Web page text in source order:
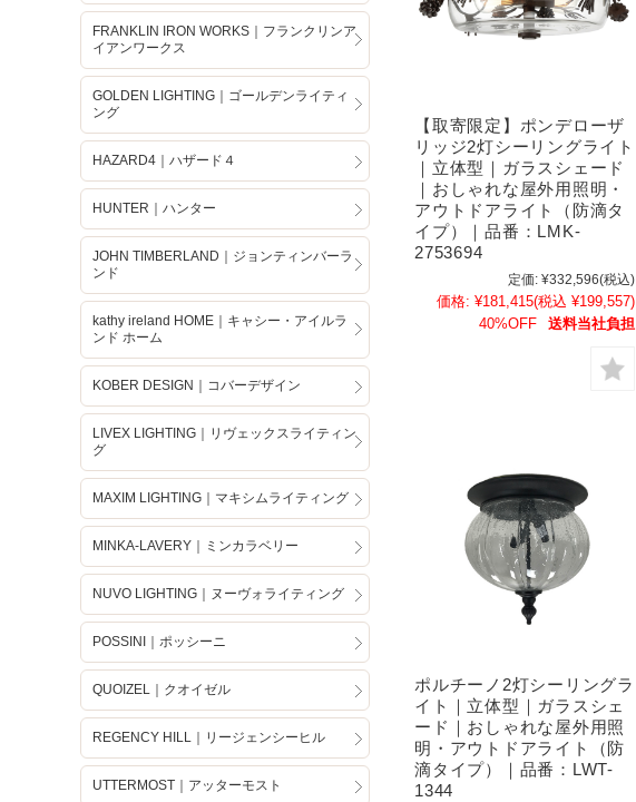
【取寄限定】ポンデローザ
リッジ2灯シーリングライト
｜立体型｜ガラスシェード
｜おしゃれな屋外用照明・
アウトドアライト（防滴タ
イプ）｜品番：LMK-
2753694
定価: ¥332,596(税込)
価格: ¥181,415(税込 ¥199,557)
40%OFF
送料当社負担
ポルチーノ2灯シーリングラ
イト｜立体型｜ガラスシェ
ード｜おしゃれな屋外用照
明・アウトドアライト（防
滴タイプ）｜品番：LWT-
1344
FRANKLIN IRON WORKS｜フランクリンア
イアンワークス
GOLDEN LIGHTING｜ゴールデンライティ
ング
HAZARD4｜ハザード４
HUNTER｜ハンター
JOHN TIMBERLAND｜ジョンティンバーラ
ンド
kathy ireland HOME｜キャシー・アイルラ
ンド ホーム
KOBER DESIGN｜コバーデザイン
LIVEX LIGHTING｜リヴェックスライティン
グ
MAXIM LIGHTING｜マキシムライティング
MINKA-LAVERY｜ミンカラベリー
NUVO LIGHTING｜ヌーヴォライティング
POSSINI｜ポッシーニ
QUOIZEL｜クオイゼル
REGENCY HILL｜リージェンシーヒル
UTTERMOST｜アッターモスト